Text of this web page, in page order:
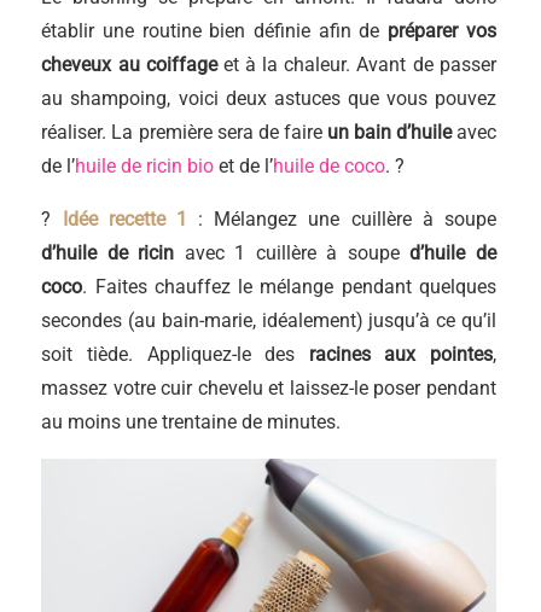
établir une routine bien définie afin de préparer vos
cheveux au coiffageet à la chaleur. Avant de passer
au shampoing, voici deux astuces que vous pouvez
réaliser. La première sera de faire un bain d’huileavec
de l’huile de ricin bio et de l’huile de coco. ?
? Idée recette 1
: Mélangez une cuillère à soupe
d’huile de ricin avec 1 cuillère à souped’huile de
coco. Faites chauffez le mélange pendant quelques
secondes (au bain-marie, idéalement) jusqu’à ce qu’il
soit tiède. Appliquez-le des racines aux pointes,
massez votre cuir chevelu et laissez-le poser pendant
au moins une trentaine de minutes.